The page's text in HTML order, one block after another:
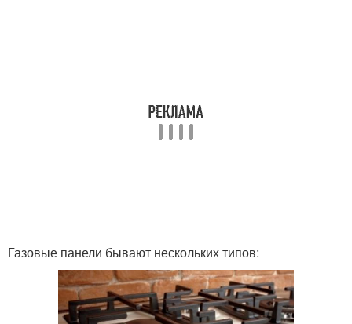
Газовые панели бывают нескольких типов: